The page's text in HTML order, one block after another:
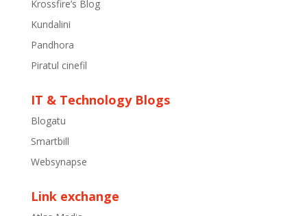
Krossfire’s Blog
Kundalini
Pandhora
Piratul cinefil
IT & Technology Blogs
Blogatu
Smartbill
Websynapse
Link exchange